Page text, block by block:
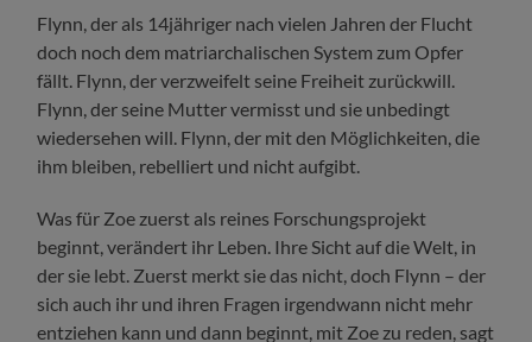
Flynn, der als 14jähriger nach vielen Jahren der Flucht
doch noch dem matriarchalischen System zum Opfer
fällt. Flynn, der verzweifelt seine Freiheit zurückwill.
Flynn, der seine Mutter vermisst und sie unbedingt
wiedersehen will. Flynn, der mit den Möglichkeiten, die
ihm bleiben, rebelliert und nicht aufgibt.
Was für Zoe zuerst als reines Forschungsprojekt
beginnt, verändert ihr Leben. Ihre Sicht auf die Welt, in
der sie lebt. Zuerst merkt sie das nicht, doch Flynn – der
sich auch ihr und ihren Fragen irgendwann nicht mehr
entziehen kann und dann beginnt, mit Zoe zu reden, sagt